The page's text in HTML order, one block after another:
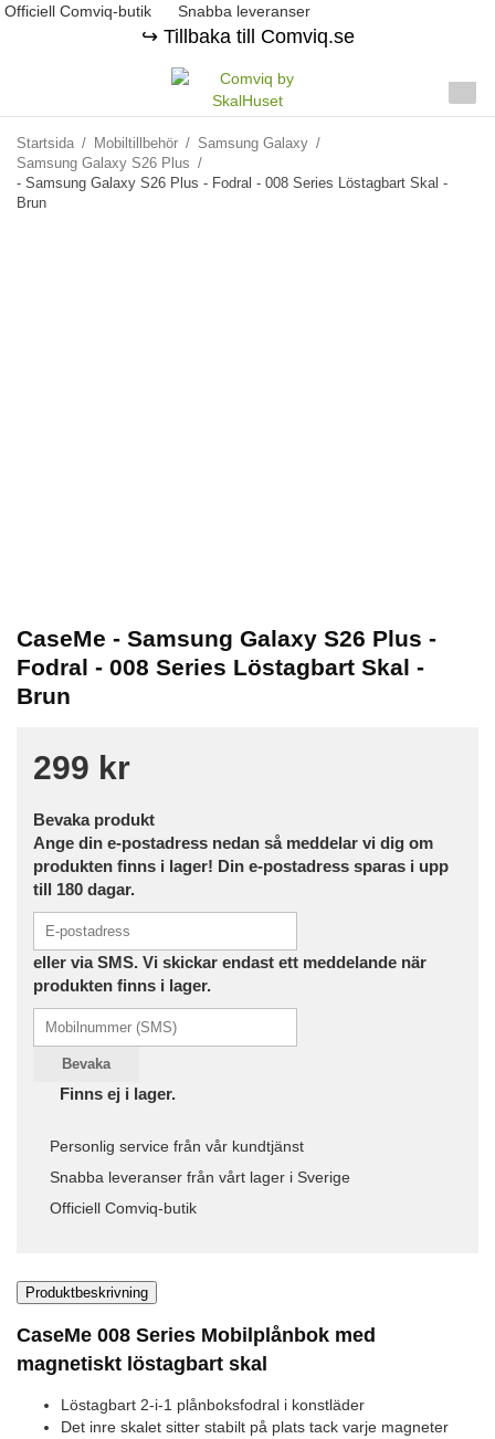
Officiell Comviq-butik Snabba leveranser
↪️ Tillbaka till Comviq.se
Startsida / Mobiltillbehör / Samsung Galaxy /
Samsung Galaxy S26 Plus /
- Samsung Galaxy S26 Plus - Fodral - 008 Series Löstagbart Skal -
Brun
CaseMe - Samsung Galaxy S26 Plus -
Fodral - 008 Series Löstagbart Skal -
Brun
299 kr
Bevaka produkt
Ange din e-postadress nedan så meddelar vi dig om
produkten finns i lager! Din e-postadress sparas i upp
till 180 dagar.
eller via SMS. Vi skickar endast ett meddelande när
produkten finns i lager.
Bevaka
Finns ej i lager.
Personlig service från vår kundtjänst
Snabba leveranser från vårt lager i Sverige
Officiell Comviq-butik
Produktbeskrivning
CaseMe 008 Series Mobilplånbok med
magnetiskt löstagbart skal
Löstagbart 2-i-1 plånboksfodral i konstläder
Det inre skalet sitter stabilt på plats tack varje magneter